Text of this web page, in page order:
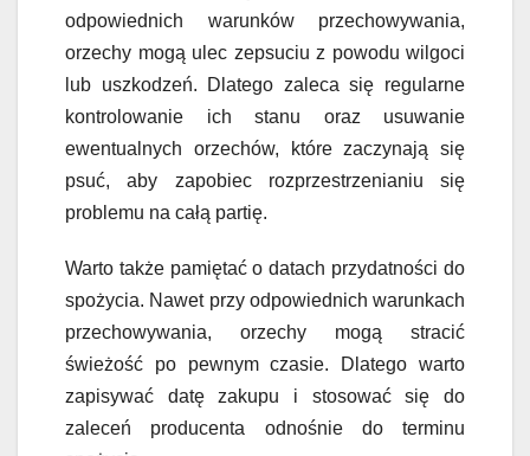
odpowiednich warunków przechowywania,
orzechy mogą ulec zepsuciu z powodu wilgoci
lub uszkodzeń. Dlatego zaleca się regularne
kontrolowanie ich stanu oraz usuwanie
ewentualnych orzechów, które zaczynają się
psuć, aby zapobiec rozprzestrzenianiu się
problemu na całą partię.
Warto także pamiętać o datach przydatności do
spożycia. Nawet przy odpowiednich warunkach
przechowywania, orzechy mogą stracić
świeżość po pewnym czasie. Dlatego warto
zapisywać datę zakupu i stosować się do
zaleceń producenta odnośnie do terminu